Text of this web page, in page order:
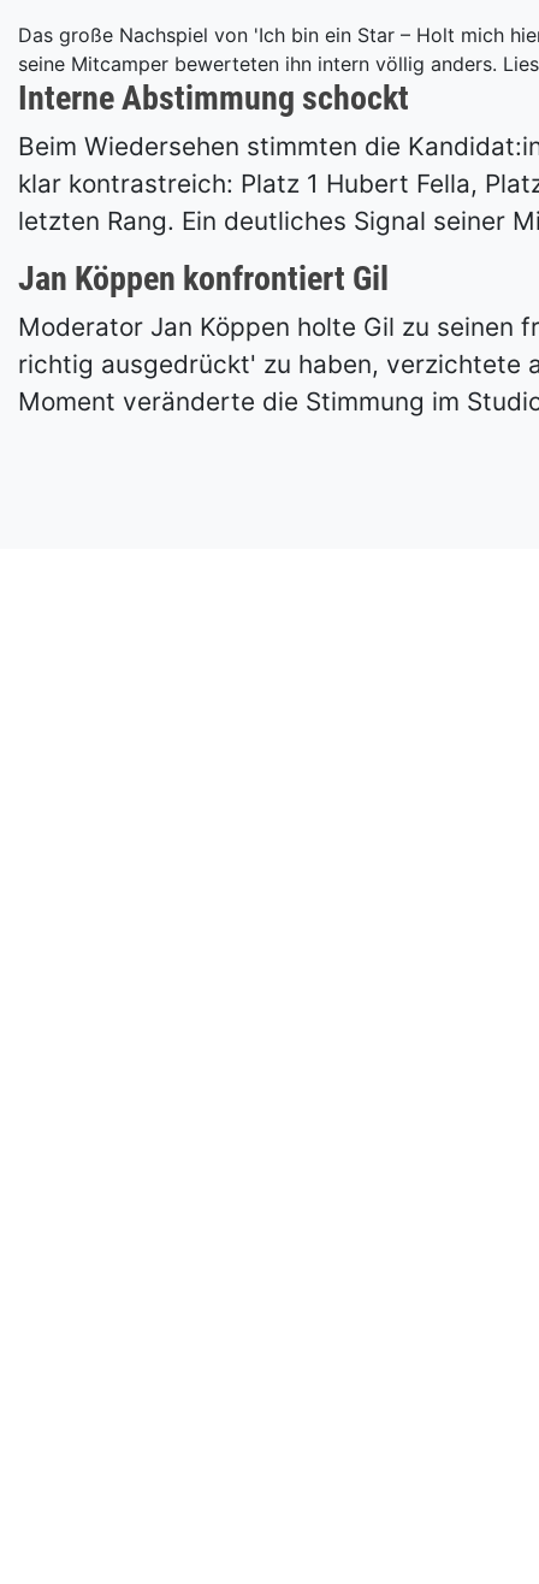
Das große Nachspiel von 'Ich bin ein Star – Holt mich
seine Mitcamper bewerteten ihn intern völlig anders.
Interne Abstimmung schockt
Beim Wiedersehen stimmten die
klar kontrastreich: Platz 1 Hubert Fella,
letzten Rang. Ein deutliches Signal seiner
Jan Köppen konfrontiert Gil
Moderator Jan Köppen holte Gil zu seinen
richtig ausgedrückt' zu haben, verzichtete
Moment veränderte die Stimmung im